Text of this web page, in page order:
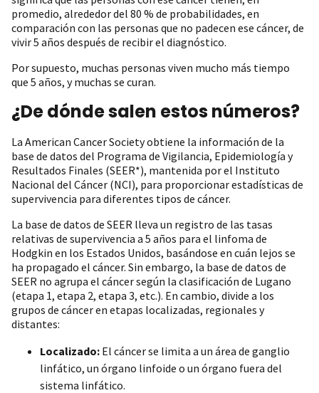
promedio, alrededor del 80 % de probabilidades, en
comparación con las personas que no padecen ese cáncer, de
vivir 5 años después de recibir el diagnóstico.
Por supuesto, muchas personas viven mucho más tiempo
que 5 años, y muchas se curan.
¿De dónde salen estos números?
La American Cancer Society obtiene la información de la
base de datos del Programa de Vigilancia, Epidemiología y
Resultados Finales (SEER*), mantenida por el Instituto
Nacional del Cáncer (NCI), para proporcionar estadísticas de
supervivencia para diferentes tipos de cáncer.
La base de datos de SEER lleva un registro de las tasas
relativas de supervivencia a 5 años para el linfoma de
Hodgkin en los Estados Unidos, basándose en cuán lejos se
ha propagado el cáncer. Sin embargo, la base de datos de
SEER no agrupa el cáncer según la clasificación de Lugano
(etapa 1, etapa 2, etapa 3, etc.). En cambio, divide a los
grupos de cáncer en etapas localizadas, regionales y
distantes:
Localizado: El cáncer se limita a un área de ganglio
linfático, un órgano linfoide o un órgano fuera del
sistema linfático.